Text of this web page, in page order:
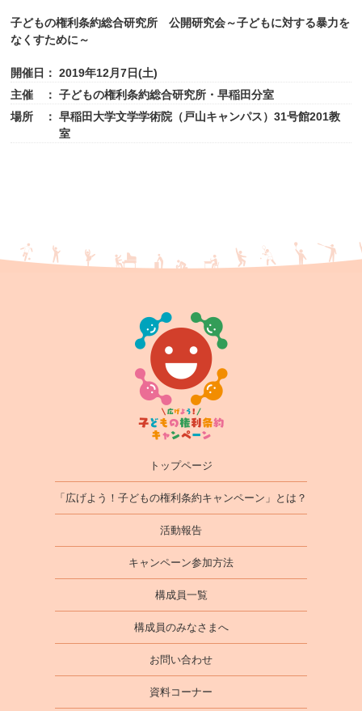
子どもの権利条約総合研究所 公開研究会～子どもに対する暴力を
なくすために～
開催日： 2019年12月7日(土)
主催 ： 子どもの権利条約総合研究所・早稲田分室
場所 ： 早稲田大学文学学術院（戸山キャンパス）31号館201教
室
トップページ
「広げよう！子どもの権利条約キャンペーン」とは？
活動報告
キャンペーン参加方法
構成員一覧
構成員のみなさまへ
お問い合わせ
資料コーナー